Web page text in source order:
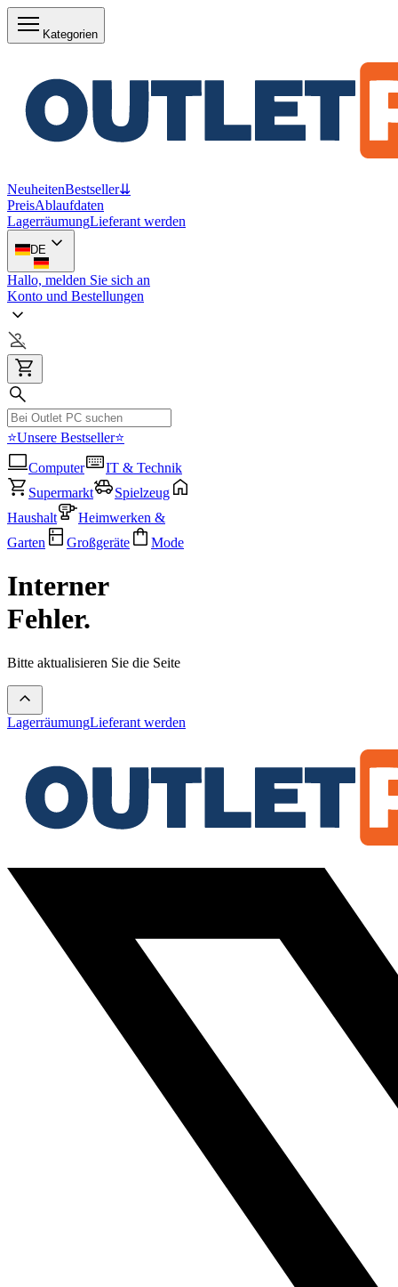
Kategorien
NeuheitenBestseller⇊
PreisAblaufdaten
LagerräumungLieferant werden
DE
Hallo, melden Sie sich an
Konto und Bestellungen
⭐Unsere Bestseller⭐
Computer
IT & Technik
Supermarkt
Spielzeug
Haushalt
Heimwerken &
Garten
Großgeräte Mode
Interner
Fehler.
Bitte aktualisieren Sie die Seite
LagerräumungLieferant werden